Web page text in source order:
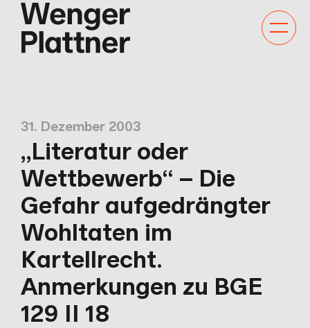
31. Dezember 2003
„Literatur oder
Wettbewerb“ – Die
Gefahr aufgedrängter
Wohltaten im
Kartellrecht.
Anmerkungen zu BGE
129 II 18